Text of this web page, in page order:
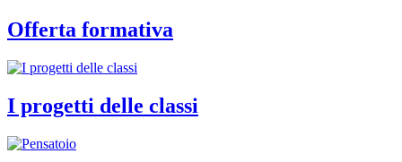
Offerta formativa
I progetti delle classi